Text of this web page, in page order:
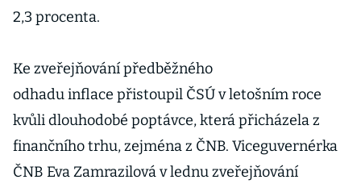
2,3 procenta.
Ke zveřejňování předběžného
odhadu inflace přistoupil ČSÚ v letošním roce
kvůli dlouhodobé poptávce, která přicházela z
finančního trhu, zejména z ČNB. Viceguvernérka
ČNB Eva Zamrazilová v lednu zveřejňování